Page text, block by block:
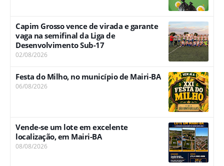
Capim Grosso vence de virada e garante
vaga na semifinal da Liga de
Desenvolvimento Sub-17
02/08/2026
Festa do Milho, no município de Mairi-BA
06/08/2026
Vende-se um lote em excelente
localização, em Mairi-BA
08/08/2026